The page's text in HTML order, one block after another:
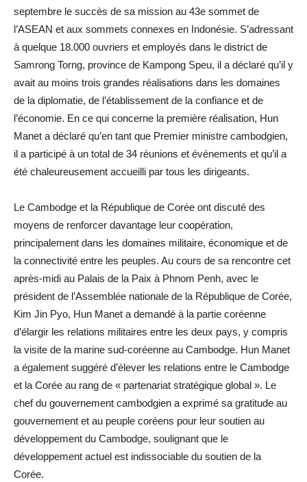
septembre le succès de sa mission au 43e sommet de
l’ASEAN et aux sommets connexes en Indonésie. S’adressant
à quelque 18.000 ouvriers et employés dans le district de
Samrong Torng, province de Kampong Speu, il a déclaré qu’il y
avait au moins trois grandes réalisations dans les domaines
de la diplomatie, de l’établissement de la confiance et de
l’économie. En ce qui concerne la première réalisation, Hun
Manet a déclaré qu’en tant que Premier ministre cambodgien,
il a participé à un total de 34 réunions et événements et qu’il a
été chaleureusement accueilli par tous les dirigeants.
Le Cambodge et la République de Corée ont discuté des
moyens de renforcer davantage leur coopération,
principalement dans les domaines militaire, économique et de
la connectivité entre les peuples. Au cours de sa rencontre cet
après-midi au Palais de la Paix à Phnom Penh, avec le
président de l’Assemblée nationale de la République de Corée,
Kim Jin Pyo, Hun Manet a demandé à la partie coréenne
d’élargir les relations militaires entre les deux pays, y compris
la visite de la marine sud-coréenne au Cambodge. Hun Manet
a également suggéré d’élever les relations entre le Cambodge
et la Corée au rang de « partenariat stratégique global ». Le
chef du gouvernement cambodgien a exprimé sa gratitude au
gouvernement et au peuple coréens pour leur soutien au
développement du Cambodge, soulignant que le
développement actuel est indissociable du soutien de la
Corée.